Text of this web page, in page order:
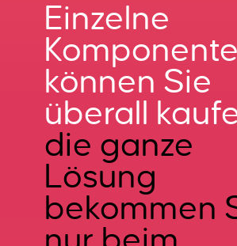
Einzelne
können Sie
überall
die ganze
Lösung
bekommen